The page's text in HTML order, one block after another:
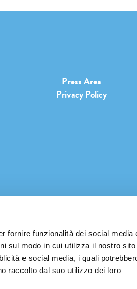
fornire funzionalità dei social media
sul modo in cui utilizza il nostro sito
e social media, i quali
raccolto dal suo utilizzo dei loro
Press Area
Privacy Policy